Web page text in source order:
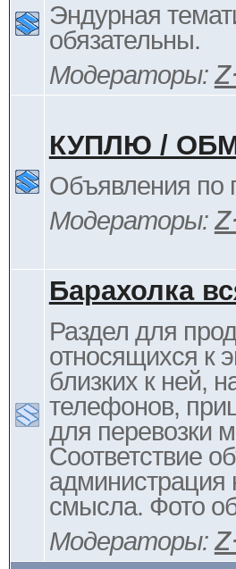
Эндурная
обязательны.
Модераторы:
КУПЛЮ /
Объявления по
Модераторы:
Барахолка
Раздел для
относящихся к
близких к ней,
телефонов,
для перевозки
Соответствие
администрация
смысла. Фото
Модераторы: